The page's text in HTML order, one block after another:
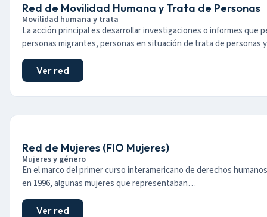
Red de Movilidad Humana y Trata de Personas
Movilidad humana y trata
La acción principal es desarrollar investigaciones o informes que
personas migrantes, personas en situación de trata de personas
Ver red
Red de Mujeres (FIO Mujeres)
Mujeres y género
En el marco del primer curso interamericano de derechos
en 1996, algunas mujeres que representaban…
Ver red